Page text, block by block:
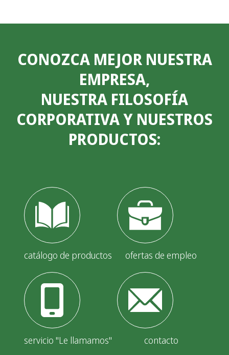
CONOZCA MEJOR NUESTRA
EMPRESA,
NUESTRA FILOSOFÍA
CORPORATIVA Y NUESTROS
PRODUCTOS:
catálogo de productos ofertas de empleo
servicio "Le llamamos" contacto